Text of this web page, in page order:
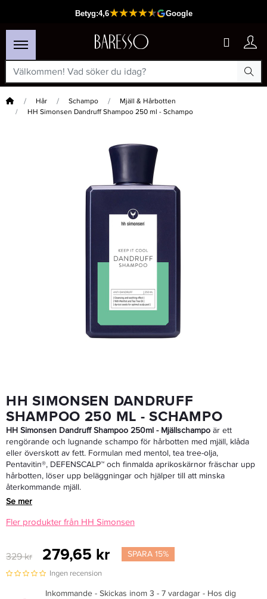
Hem Hår Schampo
Mjäll & Hårbotten
HH Simonsen Dandruff Shampoo 250 ml - Schampo
389 kr 311,20 kr
HH SIMONSEN DANDRUFF
SHAMPOO 250 ML - SCHAMPO
HH Simonsen Dandruff Shampoo 250ml - Mjällschampo är ett
rengörande och lugnande schampo för hårbotten med mjäll, klåda
eller överskott av fett. Formulan med mentol, tea tree-olja,
Pentavitin®, DEFENSCALP™ och finmalda aprikoskärnor fräschar upp
hårbotten, löser upp beläggningar och hjälper till att minska
återkommande mjäll.
Se mer
Fler produkter från HH Simonsen
329 kr 279,65 kr SPARA 15%
Ingen recension
Inkommande - Skickas inom 3 - 7 vardagar - Hos dig